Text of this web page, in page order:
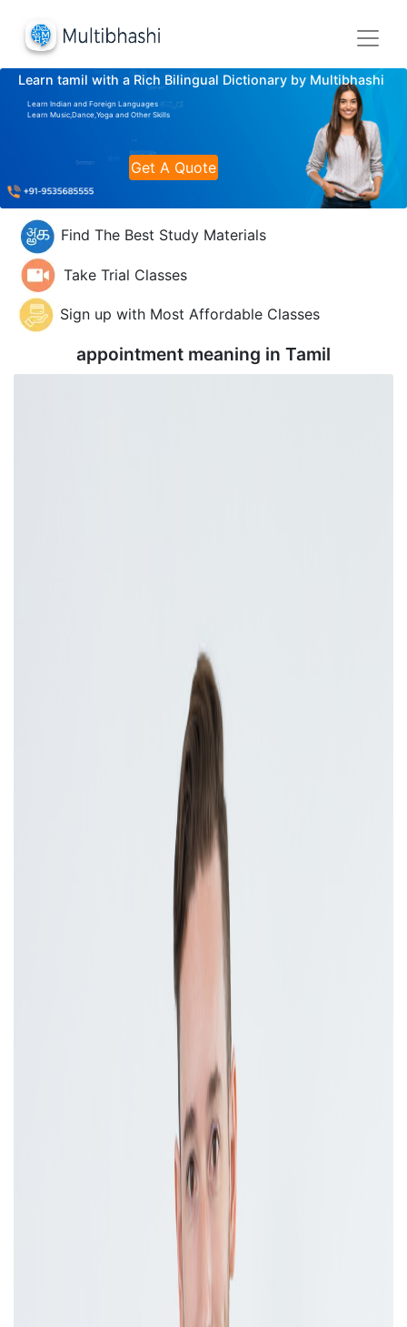
Learn tamil with a Rich Bilingual Dictionary by Multibhashi
Learn Indian and Foreign Languages
Learn Music,Dance,Yoga and Other Skills
Get A Quote
Find The Best Study Materials
Take Trial Classes
Sign up with Most Affordable Classes
appointment meaning in Tamil